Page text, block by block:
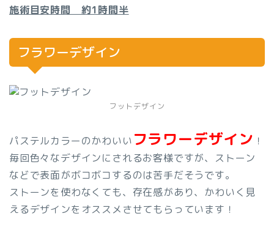
施術目安時間 約1時間半
フラワーデザイン
フットデザイン
パステルカラーのかわいいフラワーデザイン ！
毎回色々なデザインにされるお客様ですが、ストーン
などで表面がボコボコするのは苦手だそうです。
ストーンを使わなくても、存在感があり、かわいく見
えるデザインをオススメさせてもらっています！